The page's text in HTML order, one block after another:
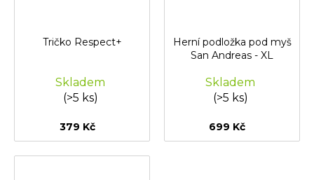
Tričko Respect+
Skladem
(>5 ks)
379 Kč
Herní podložka pod myš
San Andreas - XL
Skladem
(>5 ks)
699 Kč